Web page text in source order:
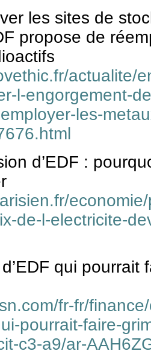
les sites de
propose de
actualite/
l-engorgement-
les-
d’EDF :
de-l-electricite-
qui pourrait
fr-fr/
pourrait-faire-
c3-a9/ar-